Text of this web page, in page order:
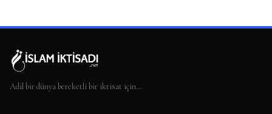
Adil bir dünya bereketli bir iktisat için…